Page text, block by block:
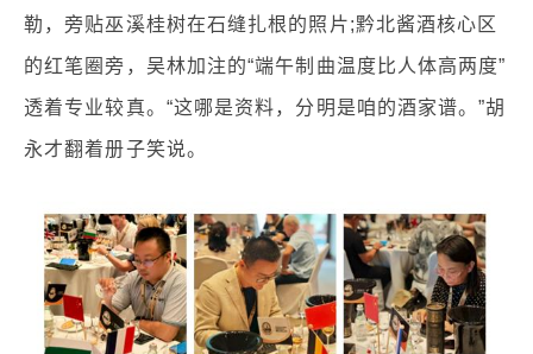
勒，旁贴巫溪桂树在石缝扎根的照片;黔北酱酒核心区
的红笔圈旁，吴林加注的“端午制曲温度比人体高两度”
透着专业较真。“这哪是资料，分明是咱的酒家谱。”胡
永才翻着册子笑说。